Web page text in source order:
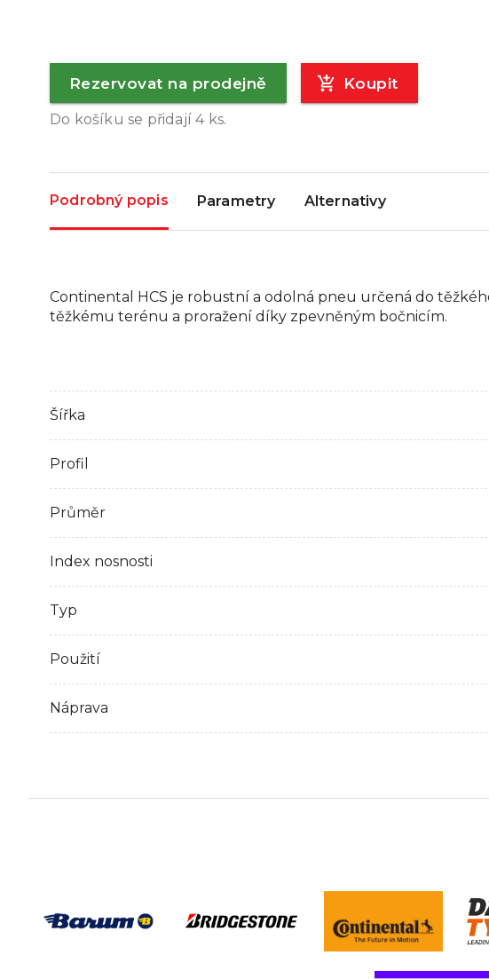
Rezervovat na prodejně Koupit
Do košíku se přidají4ks.
Podrobný popis Parametry Alternativy
Continental HCS je robustní a odolná pneu určená do
těžkému terénu a proražení díky zpevněným bočnicím.
Šířka
Profil
Průměr
Index nosnosti
Typ
Použití
Náprava